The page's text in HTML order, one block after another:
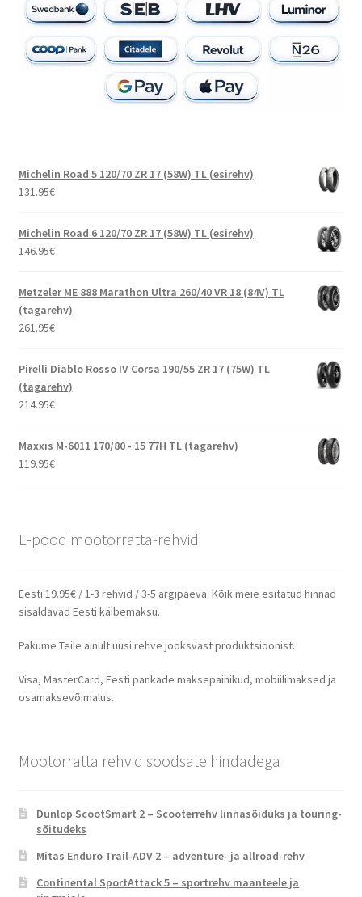
Michelin Road 5 120/70 ZR 17 (58W) TL (esirehv)
131.95€
Michelin Road 6 120/70 ZR 17 (58W) TL (esirehv)
146.95€
Metzeler ME 888 Marathon Ultra 260/40 VR 18 (84V) TL
(tagarehv)
261.95€
Pirelli Diablo Rosso IV Corsa 190/55 ZR 17 (75W) TL
(tagarehv)
214.95€
Maxxis M-6011 170/80 - 15 77H TL (tagarehv)
119.95€
E-pood mootorratta-rehvid
Eesti 19.95€ / 1-3 rehvid / 3-5 argipäeva. Kõik meie esitatud hinnad
sisaldavad Eesti käibemaksu.
Pakume Teile ainult uusi rehve jooksvast produktsioonist.
Visa, MasterCard, Eesti pankade maksepainikud, mobiilimaksed ja
osamaksevõimalus.
Mootorratta rehvid soodsate hindadega
Dunlop ScootSmart 2 – Scooterrehv linnasõiduks ja touring-
sõitudeks
Mitas Enduro Trail-ADV 2 – adventure- ja allroad-rehv
Continental SportAttack 5 – sportrehv maanteele ja